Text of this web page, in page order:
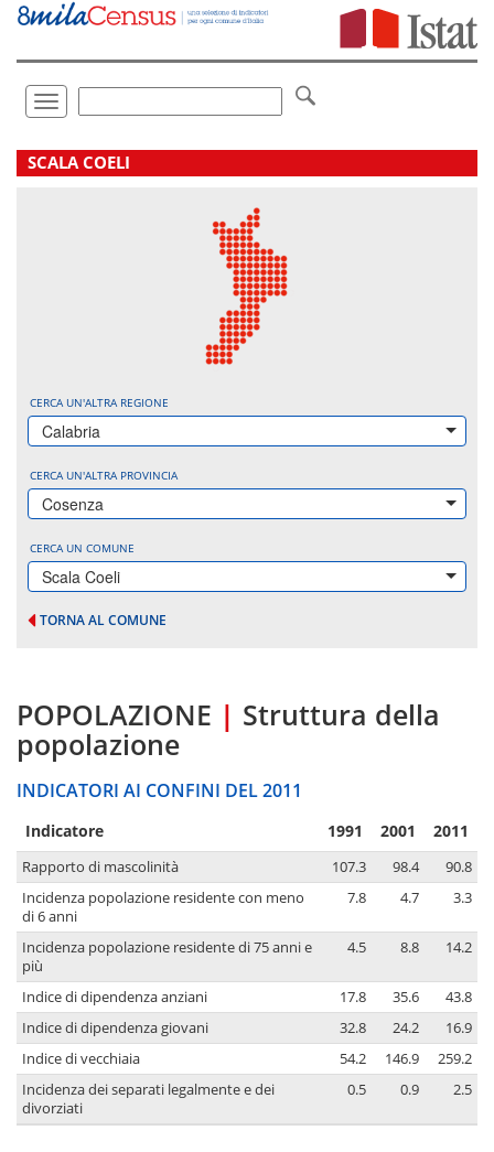
Vai
direttamente
Toggle
navigation
.
SCALA COELI
CERCA UN'ALTRA REGIONE
Calabria
CERCA UN'ALTRA PROVINCIA
Cosenza
CERCA UN COMUNE
Scala Coeli
TORNA AL COMUNE
POPOLAZIONE | Struttura della
popolazione
INDICATORI AI CONFINI DEL 2011
Indicatore 1991 2001 2011
Rapporto di mascolinità 107.3 98.4
90.8
Incidenza popolazione residente con meno
di 6 anni
7.8 4.7 3.3
Incidenza popolazione residente di 75 anni e
più
4.5 8.8 14.2
Indice di dipendenza anziani 17.8 35.6
43.8
Indice di dipendenza giovani
32.8 24.2
16.9
Indice di vecchiaia
54.2 146.9
259.2
Incidenza dei separati legalmente e dei
divorziati
0.5 0.9 2.5